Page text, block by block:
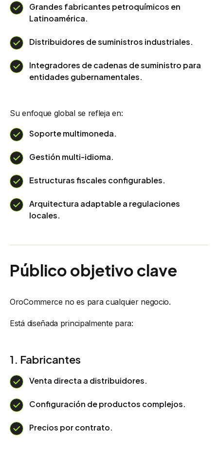
Grandes fabricantes petroquímicos en
Latinoamérica.
Distribuidores de suministros industriales.
Integradores de cadenas de suministro para
entidades gubernamentales.
Su enfoque global se refleja en:
Soporte multimoneda.
Gestión multi-idioma.
Estructuras fiscales configurables.
Arquitectura adaptable a regulaciones
locales.
Público objetivo clave
OroCommerce no es para cualquier negocio.
Está diseñada principalmente para:
1. Fabricantes
Venta directa a distribuidores.
Configuración de productos complejos.
Precios por contrato.